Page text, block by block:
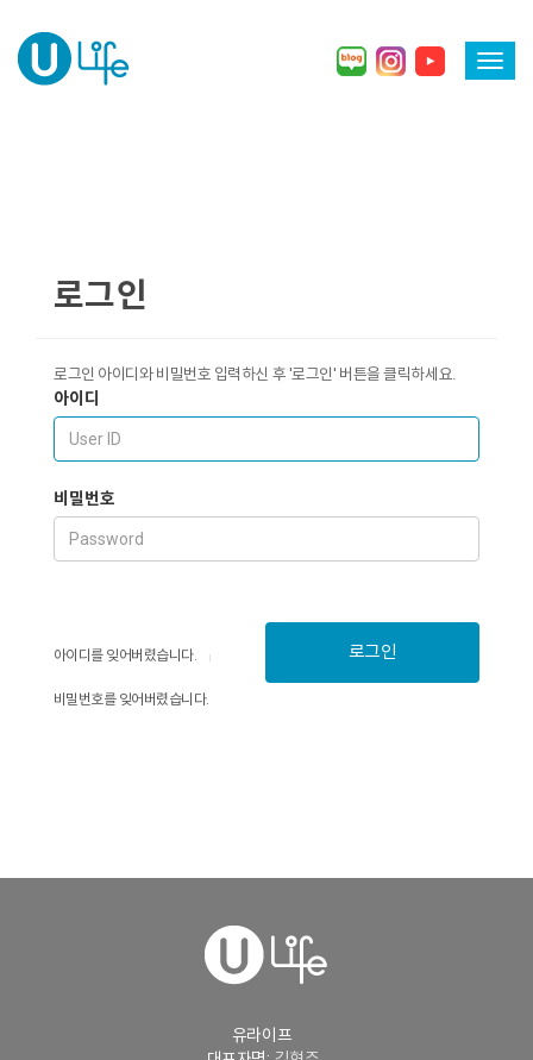
로그인
로그인 아이디와 비밀번호 입력하신 후 '로그인' 버튼을 클릭하세요.
아이디
비밀번호
로그인
아이디를 잊어버렸습니다.
비밀번호를 잊어버렸습니다.
유라이프